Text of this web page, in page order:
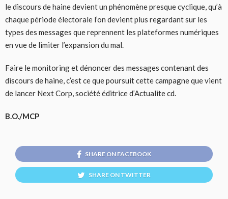
le discours de haine devient un phénomène presque cyclique, qu’à
chaque période électorale l’on devient plus regardant sur les
types des messages que reprennent les plateformes numériques
en vue de limiter l’expansion du mal.
Faire le monitoring et dénoncer des messages contenant des
discours de haine, c’est ce que poursuit cette campagne que vient
de lancer Next Corp, société éditrice d’Actualite cd.
B.O./MCP
SHARE ON FACEBOOK
SHARE ON TWITTER